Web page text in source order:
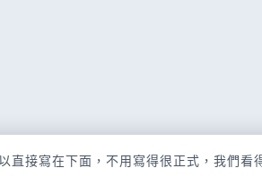
直接寫在下面，不用寫得很正式，我們